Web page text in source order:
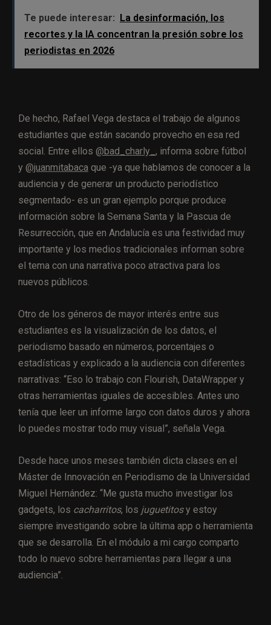
Te puede interesar: La desinformación, los
recortes y la IA concentran la presión sobre los
periodistas en 2026
De hecho, Rafael Vega destaca el trabajo de algunos
estudiantes que están sacando provecho en esa red
social. Entre ellos @bad_charly_ , informa sobre fútbol
y @juanmitabaca que -ya que hablamos de conocer a la
audiencia y de generar un producto periodístico
segmentado- es un gran ejemplo porque produce
información sobre la Semana Santa y la Pascua de
Resurrección, que en Andalucía es una festividad muy
importante y los medios tradicionales informan sobre
el tema con una narrativa poco atractiva para los
nuevos públicos.
Otro de los géneros de mayor interés entre sus
estudiantes es la visualización de los datos, el
periodismo basado en números, porcentajes o
estadísticas y explicado a la audiencia con diferentes
narrativas: “Eso lo trabajo con Flourish, DataWrapper y
otras herramientas iguales de accesibles. Antes uno
tenía que leer un informe largo con datos duros y ahora
lo puedes mostrar todo muy visual”, señala Vega.
Desde hace unos meses también dicta clases en el
Máster de Innovación en Periodismo de la Universidad
Miguel Hernández: “Me gusta mucho investigar los
gadgets, los cacharritos, los juguetitosy estoy
siempre investigando sobre la última app o herramienta
que se desarrolla. En el módulo a mi cargo comparto
todo lo nuevo sobre herramientas para llegar a una
audiencia”.